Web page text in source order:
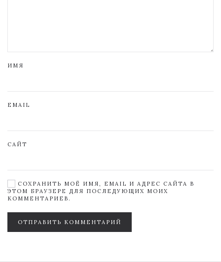
ИМЯ
EMAIL
САЙТ
СОХРАНИТЬ МОЁ ИМЯ, EMAIL И АДРЕС САЙТА В
ЭТОМ БРАУЗЕРЕ ДЛЯ ПОСЛЕДУЮЩИХ МОИХ
КОММЕНТАРИЕВ.
ОТПРАВИТЬ КОММЕНТАРИЙ